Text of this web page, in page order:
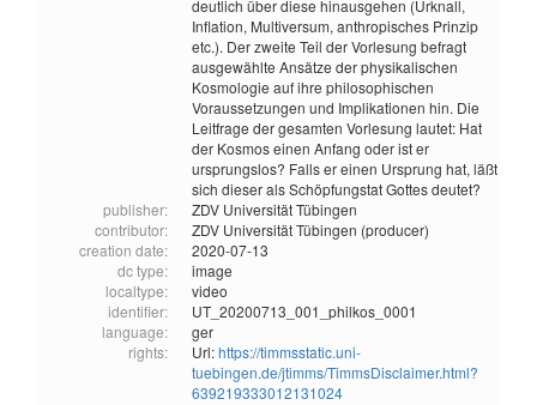
deutlich über diese hinausgehen (Urknall,
Inflation, Multiversum, anthropisches Prinzip
etc.). Der zweite Teil der Vorlesung befragt
ausgewählte Ansätze der physikalischen
Kosmologie auf ihre philosophischen
Voraussetzungen und Implikationen hin. Die
Leitfrage der gesamten Vorlesung lautet: Hat
der Kosmos einen Anfang oder ist er
ursprungslos? Falls er einen Ursprung hat, läßt
sich dieser als Schöpfungstat Gottes deutet?
publisher:
ZDV Universität Tübingen
contributor:
ZDV Universität Tübingen (producer)
creation date:
2020-07-13
dc type:
image
localtype:
video
identifier:
UT_20200713_001_philkos_0001
language:
ger
rights:
Url:https://timmsstatic.uni-
tuebingen.de/jtimms/TimmsDisclaimer.html?
639219333012131024